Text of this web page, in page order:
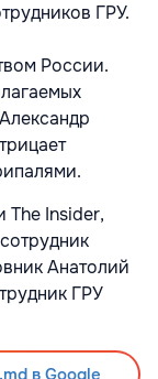
ГРУ.
России.
The Insider,
Анатолий
ГРУ